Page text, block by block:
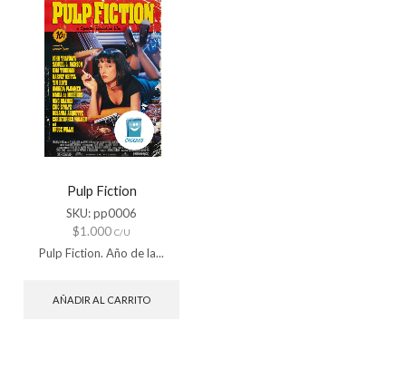
Pulp Fiction
SKU:pp0006
$1.000 C/U
Pulp Fiction. Año de la...
AÑADIR AL CARRITO